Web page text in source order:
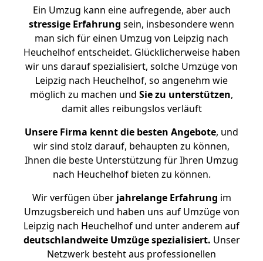
Ein Umzug kann eine aufregende, aber auch
stressige Erfahrung sein, insbesondere wenn
man sich für einen Umzug von Leipzig nach
Heuchelhof entscheidet. Glücklicherweise haben
wir uns darauf spezialisiert, solche Umzüge von
Leipzig nach Heuchelhof, so angenehm wie
möglich zu machen und Sie zu unterstützen,
damit alles reibungslos verläuft
Unsere Firma kennt die besten Angebote, und
wir sind stolz darauf, behaupten zu können,
Ihnen die beste Unterstützung für Ihren Umzug
nach Heuchelhof bieten zu können.
Wir verfügen überjahrelange Erfahrung im
Umzugsbereich und haben uns auf Umzüge von
Leipzig nach Heuchelhof und unter anderem auf
deutschlandweite Umzüge spezialisiert. Unser
Netzwerk besteht aus professionellen